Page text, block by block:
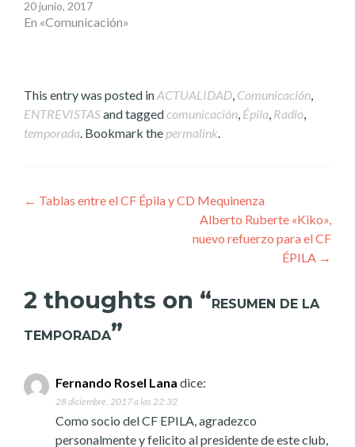
20 junio, 2017
En «Comunicación»
This entry was posted inACTUALIDAD, Comunicación,
ENTREVISTASand taggedcomunicación, Épila, Radio,
temporada. Bookmark the permalink.
Post
← Tablas entre el CF Épila y CD Mequinenza
Alberto Ruberte «Kiko»,
nuevo refuerzo para el CF
ÉPILA →
2 thoughts on “RESUMEN DE LA
TEMPORADA”
Fernando Rosel Lana dice:
28 diciembre, 2017 a las 22:32
Como socio del CF EPILA, agradezco
personalmente y felicito al presidente de este club,